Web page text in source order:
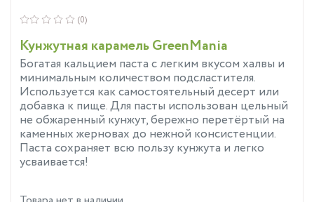
Кунжутная карамель GreenMania
Богатая кальцием паста с легким вкусом халвы и
минимальным количеством подсластителя.
Используется как самостоятельный десерт или
добавка к пище. Для пасты использован цельный
не обжаренный кунжут, бережно перетёртый на
каменных жерновах до нежной консистенции.
Паста сохраняет всю пользу кунжута и легко
усваивается!
(0)